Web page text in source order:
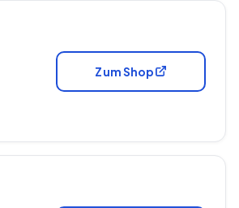
Zum Shop